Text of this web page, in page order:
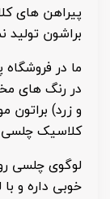
پیراهن های
براشون تولید
ما در
در رنگ های
و زرد) براتون
کلاسیک چلسی
لوگوی چلسی
خوبی داره و